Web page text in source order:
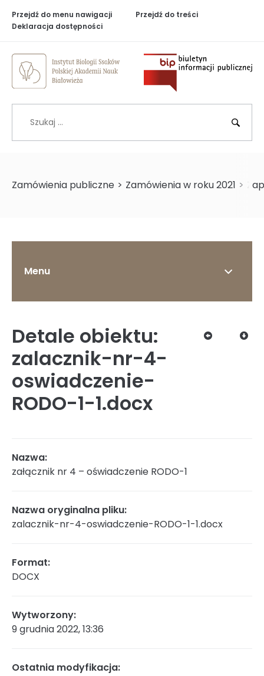
Przejdź do menu nawigacji
Przejdź do treści
Deklaracja dostępności
Biuletyn
Szukaj
>
Zamówienia publiczne > Zamówienia w roku 2021 >
Menu
O Instytucie
Status prawny
Dyrekcja
Struktura organizacyjna
Rada Naukowa
Szkoła doktorska Bioplanet
Konkursy na stanowiska
Detale obiektu:
zalacznik-nr-4-
oswiadczenie-
RODO-1-1.docx
Nazwa:
załącznik nr 4 – oświadczenie RODO-1
Nazwa oryginalna pliku:
zalacznik-nr-4-oswiadczenie-RODO-1-1.docx
Format:
DOCX
Wytworzony:
9 grudnia 2022, 13:36
Ostatnia modyfikacja: